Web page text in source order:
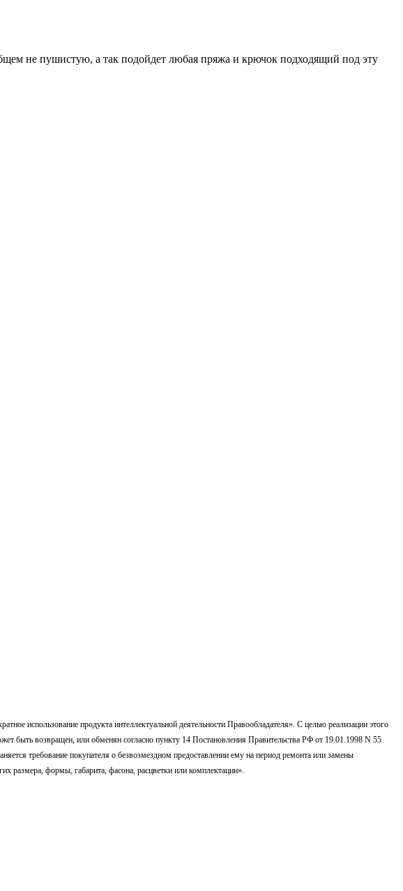
не пушистую, а так подойдет любая пряжа и крючок подходящий под эту
использование продукта интеллектуальной деятельности Правообладателя». С целью реализации этого
быть возвращен, или обменян согласно пункту 14 Постановления Правительства РФ от 19.01.1998 N 55
требование покупателя о безвозмездном предоставлении ему на период ремонта или замены
размера, формы, габарита, фасона, расцветки или комплектации».